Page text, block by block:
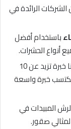
الرائدة في
باستخدام أفضل
أنواع الحشرات.
لدينا خبرة تزيد عن 10
خبرة واسعة
المبيدات في
صقور.